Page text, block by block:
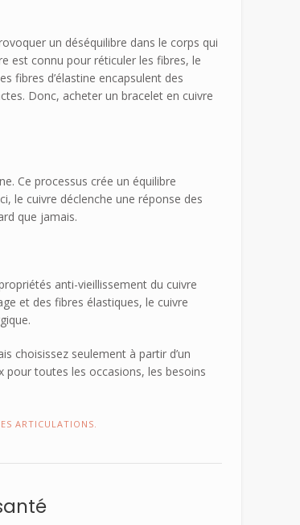
un déséquilibre dans le corps qui
est connu pour réticuler les fibres, le
fibres d’élastine encapsulent des
Donc, acheter un bracelet en cuivre
Ce processus crée un équilibre
le cuivre déclenche une réponse des
que jamais.
anti-vieillissement du cuivre
et des fibres élastiques, le cuivre
choisissez seulement à partir d’un
pour toutes les occasions, les besoins
ARTICULATIONS.